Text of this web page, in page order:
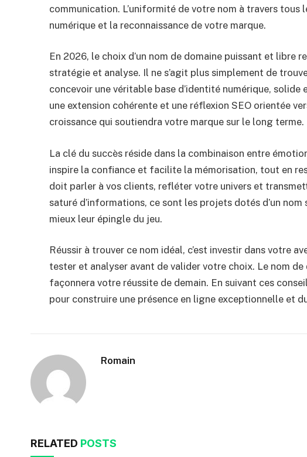
communication. L’uniformité de votre nom à travers
numérique et la reconnaissance de votre marque.
En 2026, le choix d’un nom de domaine puissant et libre
stratégie et analyse. Il ne s’agit plus simplement de
concevoir une véritable base d’identité numérique,
une extension cohérente et une réflexion SEO orientée
croissance qui soutiendra votre marque sur le long terme.
La clé du succès réside dans la combinaison entre
inspire la confiance et facilite la mémorisation, tout en
doit parler à vos clients, refléter votre univers et
saturé d’informations, ce sont les projets dotés d’un
mieux leur épingle du jeu.
Réussir à trouver ce nom idéal, c’est investir dans votre
tester et analyser avant de valider votre choix. Le nom de
façonnera votre réussite de demain. En suivant ces
pour construire une présence en ligne exceptionnelle et
Romain
RELATED POSTS